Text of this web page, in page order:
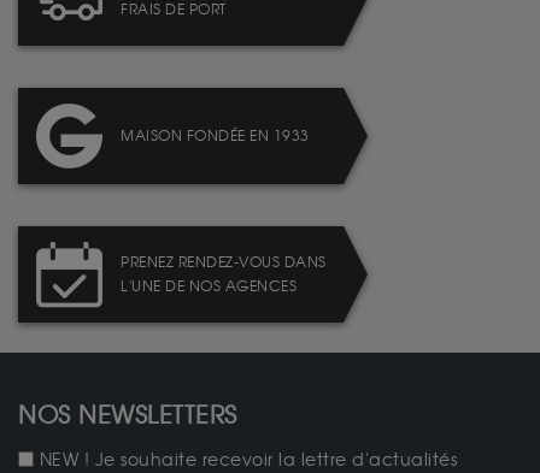
FRAIS DE PORT
MAISON FONDÉE EN 1933
PRENEZ RENDEZ-VOUS DANS
L'UNE DE NOS AGENCES
NOS NEWSLETTERS
NEW ! Je souhaite recevoir la lettre d'actualités